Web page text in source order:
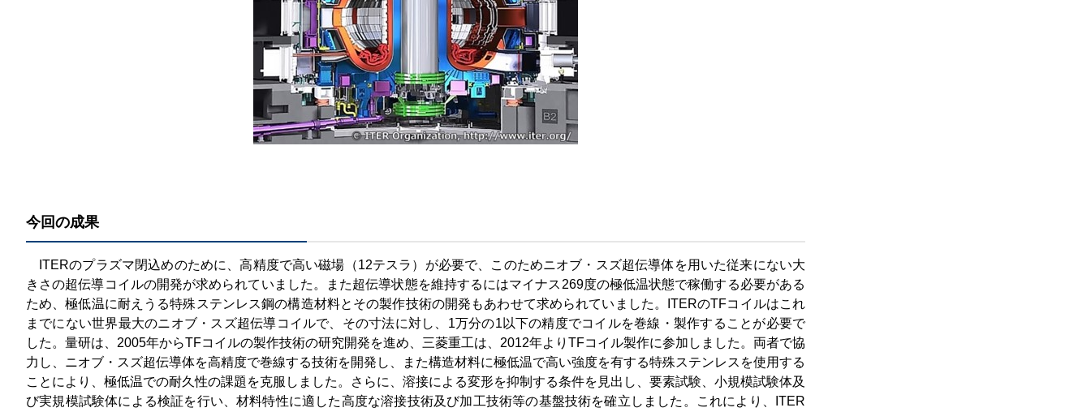
今回の成果
ITERのプラズマ閉込めのために、高精度で高い磁場（12テスラ）が必要で、このためニオブ・スズ超伝導体を用いた従来にない大
きさの超伝導コイルの開発が求められていました。また超伝導状態を維持するにはマイナス269度の極低温状態で稼働する必要がある
ため、極低温に耐えうる特殊ステンレス鋼の構造材料とその製作技術の開発もあわせて求められていました。ITERのTFコイルはこれ
までにない世界最大のニオブ・スズ超伝導コイルで、その寸法に対し、1万分の1以下の精度でコイルを巻線・製作することが必要で
した。量研は、2005年からTFコイルの製作技術の研究開発を進め、三菱重工は、2012年よりTFコイル製作に参加しました。両者で協
力し、ニオブ・スズ超伝導体を高精度で巻線する技術を開発し、また構造材料に極低温で高い強度を有する特殊ステンレスを使用する
ことにより、極低温での耐久性の課題を克服しました。さらに、溶接による変形を抑制する条件を見出し、要素試験、小規模試験体及
び実規模試験体による検証を行い、材料特性に適した高度な溶接技術及び加工技術等の基盤技術を確立しました。これにより、ITER